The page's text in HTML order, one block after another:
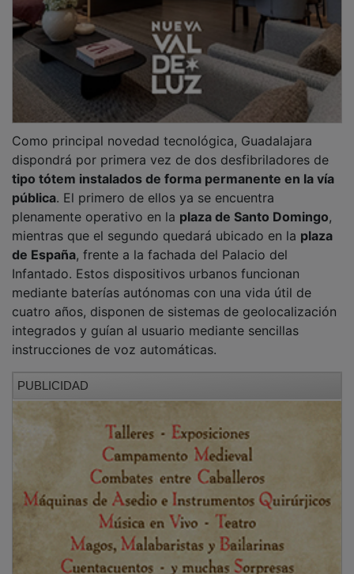
instrucciones de voz automáticas.
PUBLICIDAD
Por su parte, Rubén Viejo ha aportado una visión
estadística sobre la importancia de la implantación de
estos sistemas, recordando que en España se
registran alrededor de30.000 paradas cardíacas
anuales en la vía pública, con una tasa de
supervivencia actual que apenas oscila entre el 5% y el
10% de los afectados si no se interviene de manera
inmediata con maniobras de reanimación y soporte
vital básico.